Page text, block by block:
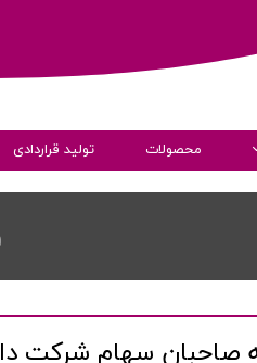
پیام مدیرعامل
محصولات تولید قراردادی
سهام شرکت